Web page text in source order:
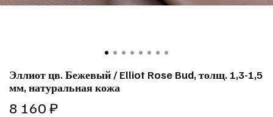
Эллиот цв. Бежевый / Elliot Rose Bud, толщ. 1,3-1,5
мм, натуральная кожа
8 160 ₽